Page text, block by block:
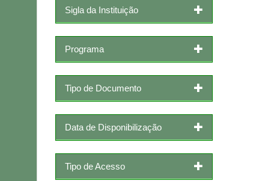
Sigla da Instituição
Programa
Tipo de Documento
Data de Disponibilização
Tipo de Acesso